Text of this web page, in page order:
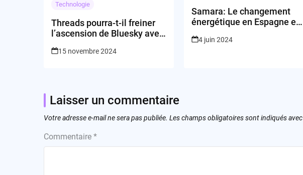
Technologie
Threads pourra-t-il freiner
l’ascension de Bluesky avec
15 novembre 2024
Samara: Le changement
énergétique en Espagne est-
4 juin 2024
Laisser un commentaire
Votre adresse e-mail ne sera pas publiée. Les champs obligatoires sont indiqués avec
Commentaire *